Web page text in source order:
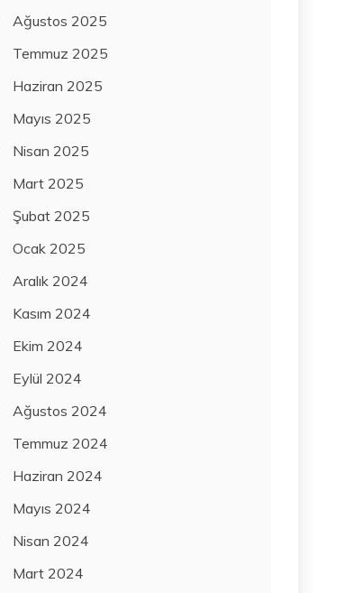
Ağustos 2025
Temmuz 2025
Haziran 2025
Mayıs 2025
Nisan 2025
Mart 2025
Şubat 2025
Ocak 2025
Aralık 2024
Kasım 2024
Ekim 2024
Eylül 2024
Ağustos 2024
Temmuz 2024
Haziran 2024
Mayıs 2024
Nisan 2024
Mart 2024